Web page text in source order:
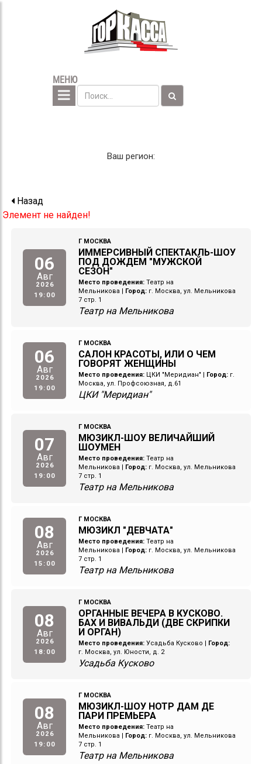
МЕНЮ
Ваш регион:
Назад
Элемент не найден!
06
Авг
2026
19:00
Г МОСКВА
ИММЕРСИВНЫЙ СПЕКТАКЛЬ-ШОУ
ПОД ДОЖДЕМ "МУЖСКОЙ
СЕЗОН"
Место проведения: Театр на
Мельникова
Город: г. Москва, ул. Мельникова
7 стр. 1
Театр на Мельникова
06
Авг
2026
19:00
Г МОСКВА
САЛОН КРАСОТЫ, ИЛИ О ЧЕМ
ГОВОРЯТ ЖЕНЩИНЫ
Место проведения: ЦКИ "Меридиан" Город: г.
Москва, ул. Профсоюзная, д.61
ЦКИ "Меридиан"
07
Авг
2026
19:00
Г МОСКВА
МЮЗИКЛ-ШОУ ВЕЛИЧАЙШИЙ
ШОУМЕН
Место проведения: Театр на
Мельникова
Город: г. Москва, ул. Мельникова
7 стр. 1
Театр на Мельникова
08
Авг
2026
15:00
Г МОСКВА
МЮЗИКЛ "ДЕВЧАТА"
Место проведения: Театр на
Мельникова
Город: г. Москва, ул. Мельникова
7 стр. 1
Театр на Мельникова
08
Авг
2026
18:00
Г МОСКВА
ОРГАННЫЕ ВЕЧЕРА В КУСКОВО.
БАХ И ВИВАЛЬДИ (ДВЕ СКРИПКИ
И ОРГАН)
Место проведения: Усадьба Кусково
Город:
г. Москва, ул. Юности, д. 2
Усадьба Кусково
08
Авг
2026
19:00
Г МОСКВА
МЮЗИКЛ-ШОУ НОТР ДАМ ДЕ
ПАРИ ПРЕМЬЕРА
Место проведения: Театр на
Мельникова
Город: г. Москва, ул. Мельникова
7 стр. 1
Театр на Мельникова